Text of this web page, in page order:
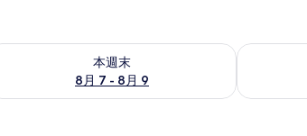
本週末
8月 7 - 8月 9
本週末 (8月 7 - 8月 9) 的供應情況 查看下週